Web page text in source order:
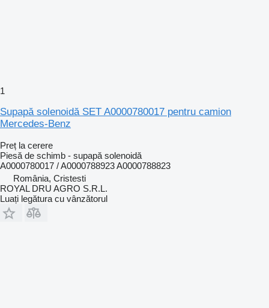
1
Supapă solenoidă SET A0000780017 pentru camion
Mercedes-Benz
Preț la cerere
Piesă de schimb - supapă solenoidă
A0000780017 / A0000788923 A0000788823
România, Cristesti
ROYAL DRU AGRO S.R.L.
Luați legătura cu vânzătorul